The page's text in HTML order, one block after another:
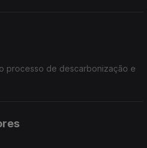
processo de descarbonização e